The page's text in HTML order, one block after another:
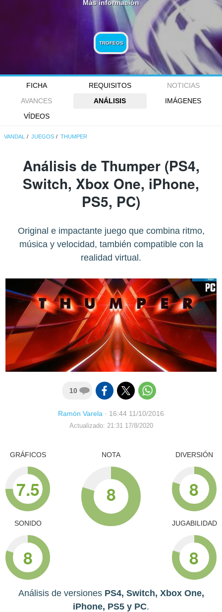
Más información
TROFEOS
FICHA REQUISITOS
NOTICIAS
AVANCES
ANÁLISIS
IMÁGENES
VÍDEOS
VANDAL JUEGOS THUMPER
Análisis de Thumper(PS4,
Switch, Xbox One, iPhone,
PS5, PC)
Original e impactante juego que combina ritmo,
música y velocidad, también compatible con la
realidad virtual.
10
Ramón Varela · 16:44 11/10/2016
Actualizado: 21:31 17/8/2020
GRÁFICOS
7.5
SONIDO
8
NOTA
8
DIVERSIÓN
8
JUGABILIDAD
8
Análisis de versiones PS4, Switch, Xbox One,
iPhone, PS5 y PC.